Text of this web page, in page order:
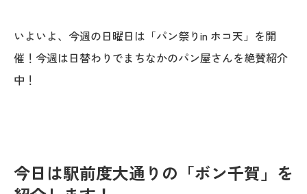
いよいよ、今週の日曜日は「パン祭りin ホコ天」を開
催！今週は日替わりでまちなかのパン屋さんを絶賛紹介
中！
今日は駅前度大通りの「ボン千賀」を